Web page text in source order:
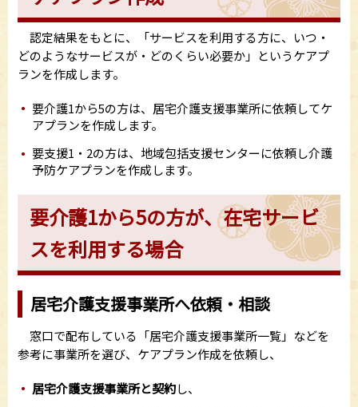
認定結果をもとに、「サービスを利用する方に、いつ・
どのようなサービスが・どのくらい必要か」というケアプ
ランを作成します。
要介護1から5の方は、居宅介護支援事業所に依頼してケ
アプランを作成します。
要支援1・2の方は、地域包括支援センターに依頼し介護
予防ケアプランを作成します。
要介護1から5の方が、在宅サービ
スを利用する場合
居宅介護支援事業所へ依頼・相談
窓口で配布している「居宅介護支援事業所一覧」などを
参考に事業所を選び、ケアプラン作成を依頼し、
居宅介護支援事業所と契約し、